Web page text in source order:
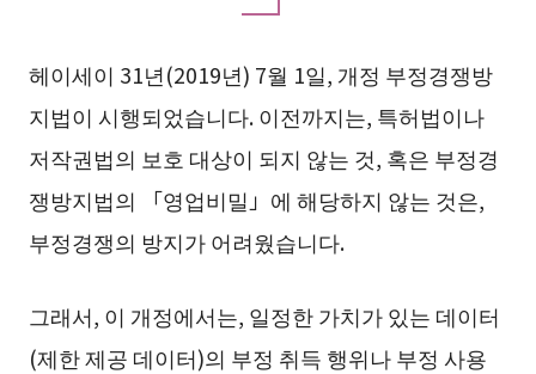
헤이세이 31년(2019년) 7월 1일, 개정 부정경쟁방
지법이 시행되었습니다. 이전까지는, 특허법이나
저작권법의 보호 대상이 되지 않는 것, 혹은 부정경
쟁방지법의 「영업비밀」에 해당하지 않는 것은,
부정경쟁의 방지가 어려웠습니다.
그래서, 이 개정에서는, 일정한 가치가 있는 데이터
(제한 제공 데이터)의 부정 취득 행위나 부정 사용